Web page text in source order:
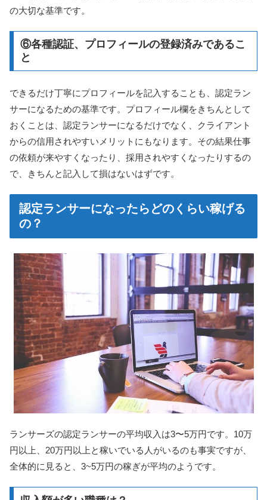
の大切な基準です。
⑥各種認証、プロフィールの登録済みであるこ
と
できるだけ丁寧にプロフィールを記入することも、認定ラン
サーになるための基準です。プロフィール欄をきちんとして
おくことは、認定ランサーになるだけでなく、クライアント
からの信用されやすいメリットにもなります。その結果仕事
の依頼が来やすくなったり、採用されやすくなったりするの
で、きちんと記入して損はないはずです。
認定ランサーになったらどのくらい稼げる
の？
ランサーズの認定ランサーの平均収入は3〜5万円です。10万
円以上、20万円以上と稼いでいる人がいるのも事実ですが、
全体的に見ると、3~5万円の稼ぎが平均のようです。